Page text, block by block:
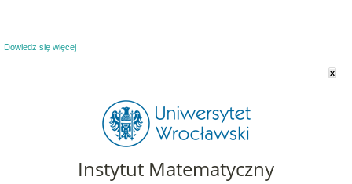
Dowiedz się więcej
x
Instytut Matematyczny